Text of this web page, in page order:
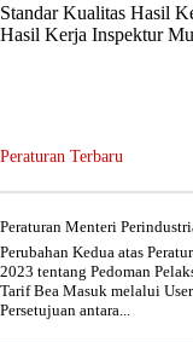
Standar Kualitas Hasil
Hasil Kerja Inspektur
Peraturan Terbaru
Peraturan Menteri
Perubahan Kedua atas
2023 tentang Pedoman
Tarif Bea Masuk melalui
Persetujuan antara...